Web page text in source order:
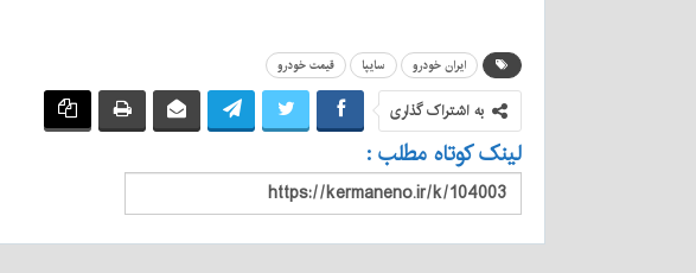
ایران خودرو سایپا قیمت خودرو
به اشتراک گذاری
لینک کوتاه مطلب :